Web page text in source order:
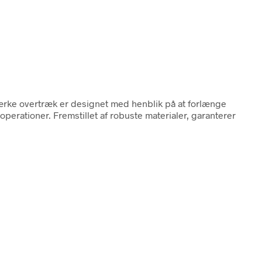
overtræk er designet med henblik på at forlænge
Fremstillet af robuste materialer, garanterer